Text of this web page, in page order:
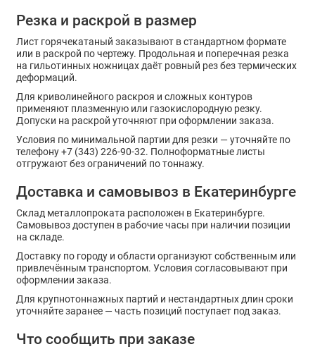
Резка и раскрой в размер
Лист горячекатаный заказывают в стандартном формате
или в раскрой по чертежу. Продольная и поперечная резка
на гильотинных ножницах даёт ровный рез без термических
деформаций.
Для криволинейного раскроя и сложных контуров
применяют плазменную или газокислородную резку.
Допуски на раскрой уточняют при оформлении заказа.
Условия по минимальной партии для резки — уточняйте по
телефону +7 (343) 226-90-32. Полноформатные листы
отгружают без ограничений по тоннажу.
Доставка и самовывоз в Екатеринбурге
Склад металлопроката расположен в Екатеринбурге.
Самовывоз доступен в рабочие часы при наличии позиции
на складе.
Доставку по городу и области организуют собственным или
привлечённым транспортом. Условия согласовывают при
оформлении заказа.
Для крупнотоннажных партий и нестандартных длин сроки
уточняйте заранее — часть позиций поступает под заказ.
Что сообщить при заказе